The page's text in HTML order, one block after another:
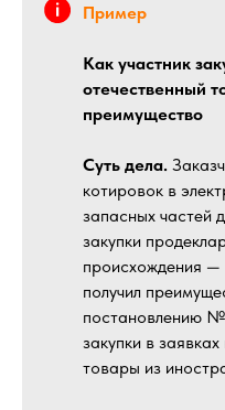
Пример
Как участник
отечественный
преимущество
Суть дела.
котировок в
запасных частей
закупки
происхождения
получил
постановлению №
закупки в
товары из